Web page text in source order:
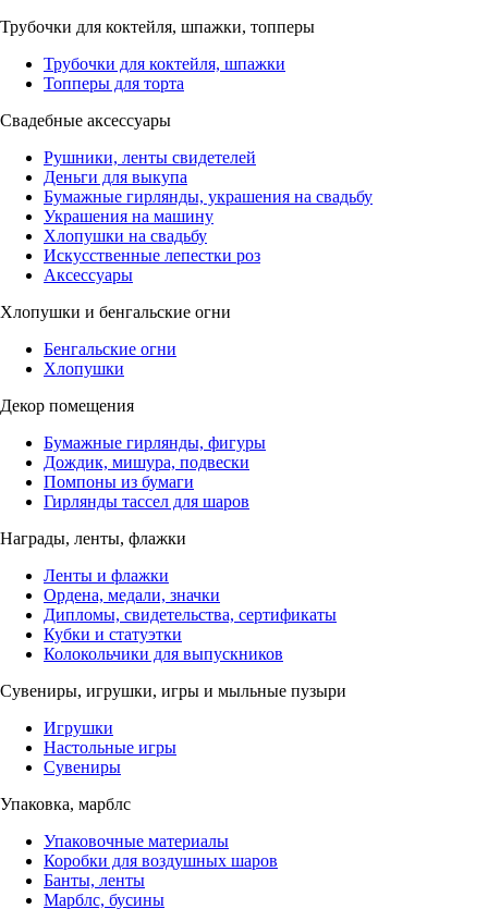
Трубочки для коктейля, шпажки, топперы
Трубочки для коктейля, шпажки
Топперы для торта
Свадебные аксессуары
Рушники, ленты свидетелей
Деньги для выкупа
Бумажные гирлянды, украшения на свадьбу
Украшения на машину
Хлопушки на свадьбу
Искусственные лепестки роз
Аксессуары
Хлопушки и бенгальские огни
Бенгальские огни
Хлопушки
Декор помещения
Бумажные гирлянды, фигуры
Дождик, мишура, подвески
Помпоны из бумаги
Гирлянды тассел для шаров
Награды, ленты, флажки
Ленты и флажки
Ордена, медали, значки
Дипломы, свидетельства, сертификаты
Кубки и статуэтки
Колокольчики для выпускников
Сувениры, игрушки, игры и мыльные пузыри
Игрушки
Настольные игры
Сувениры
Упаковка, марблс
Упаковочные материалы
Коробки для воздушных шаров
Банты, ленты
Марблс, бусины